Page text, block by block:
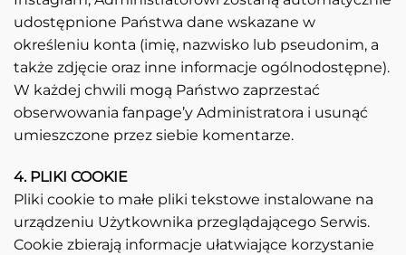
udostępnione Państwa dane wskazane w
określeniu konta (imię, nazwisko lub pseudonim, a
także zdjęcie oraz inne informacje ogólnodostępne).
W każdej chwili mogą Państwo zaprzestać
obserwowania fanpage’y Administratora i usunąć
umieszczone przez siebie komentarze.
4. PLIKI COOKIE
Pliki cookie to małe pliki tekstowe instalowane na
urządzeniu Użytkownika przeglądającego Serwis.
Cookie zbierają informacje ułatwiające korzystanie